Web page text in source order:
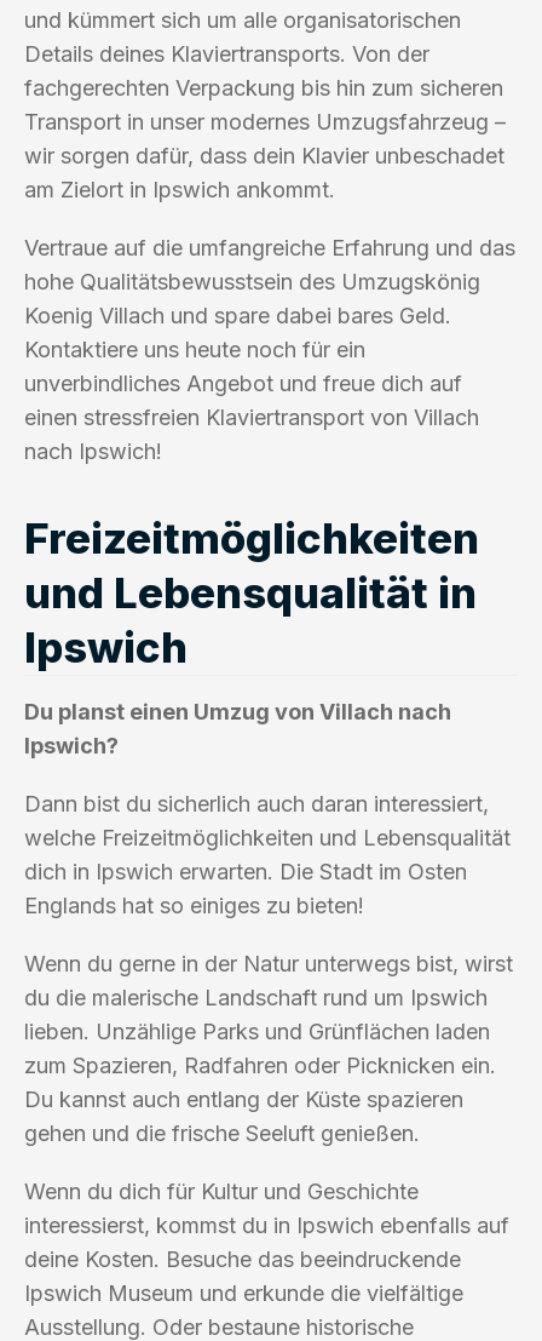
und kümmert sich um alle organisatorischen
Details deines Klaviertransports. Von der
fachgerechten Verpackung bis hin zum sicheren
Transport in unser modernes Umzugsfahrzeug –
wir sorgen dafür, dass dein Klavier unbeschadet
am Zielort in Ipswich ankommt.
Vertraue auf die umfangreiche Erfahrung und das
hohe Qualitätsbewusstsein des Umzugskönig
Koenig Villach und spare dabei bares Geld.
Kontaktiere uns heute noch für ein
unverbindliches Angebot und freue dich auf
einen stressfreien Klaviertransport von Villach
nach Ipswich!
Freizeitmöglichkeiten
und Lebensqualität in
Ipswich
Du planst einen Umzug von Villach nach
Ipswich?
Dann bist du sicherlich auch daran interessiert,
welche Freizeitmöglichkeiten und Lebensqualität
dich in Ipswich erwarten. Die Stadt im Osten
Englands hat so einiges zu bieten!
Wenn du gerne in der Natur unterwegs bist, wirst
du die malerische Landschaft rund um Ipswich
lieben. Unzählige Parks und Grünflächen laden
zum Spazieren, Radfahren oder Picknicken ein.
Du kannst auch entlang der Küste spazieren
gehen und die frische Seeluft genießen.
Wenn du dich für Kultur und Geschichte
interessierst, kommst du in Ipswich ebenfalls auf
deine Kosten. Besuche das beeindruckende
Ipswich Museum und erkunde die vielfältige
Ausstellung. Oder bestaune historische